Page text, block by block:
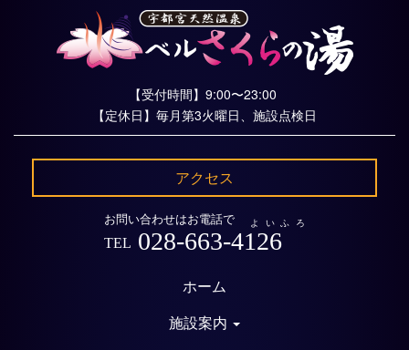
【受付時間】9:00〜23:00
【定休日】毎月第3火曜日、施設点検日
アクセス
お問い合わせはお電話で よいふろ
TEL 028-663-4126
ホーム
施設案内